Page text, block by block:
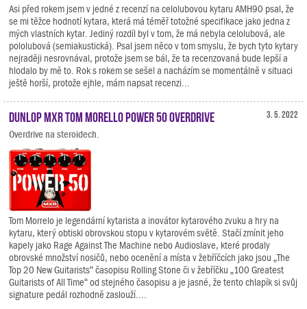
Asi před rokem jsem v jedné z recenzí na celolubovou kytaru AMH90 psal, že
se mi těžce hodnotí kytara, která má téměř totožné specifikace jako jedna z
mých vlastních kytar. Jediný rozdíl byl v tom, že má nebyla celolubová, ale
pololubová (semiakustická). Psal jsem něco v tom smyslu, že bych tyto kytary
nejraději nesrovnával, protože jsem se bál, že ta recenzovaná bude lepší a
hlodalo by mě to. Rok s rokem se sešel a nacházím se momentálně v situaci
ještě horší, protože ejhle, mám napsat recenzi...
3. 5. 2022
Dunlop MXR Tom Morello Power 50 Overdrive
Overdrive na steroidech.
Tom Morrelo je legendární kytarista a inovátor kytarového zvuku a hry na
kytaru, který obtiskl obrovskou stopu v kytarovém světě. Stačí zmínit jeho
kapely jako Rage Against The Machine nebo Audioslave, které prodaly
obrovské množství nosičů, nebo ocenění a místa v žebříčcích jako jsou „The
Top 20 New Guitarists“ časopisu Rolling Stone či v žebříčku „100 Greatest
Guitarists of All Time“ od stejného časopisu a je jasné, že tento chlapík si svůj
signature pedál rozhodně zaslouží....